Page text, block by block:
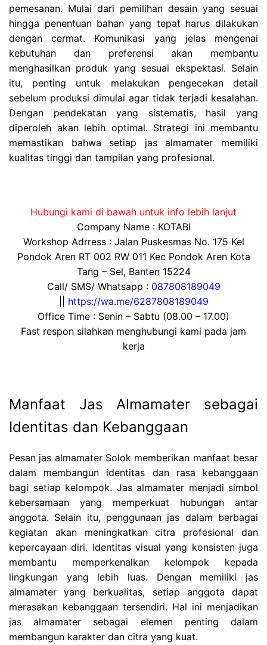
pemesanan. Mulai dari pemilihan desain yang sesuai
hingga penentuan bahan yang tepat harus dilakukan
dengan cermat. Komunikasi yang jelas mengenai
kebutuhan dan preferensi akan membantu
menghasilkan produk yang sesuai ekspektasi. Selain
itu, penting untuk melakukan pengecekan detail
sebelum produksi dimulai agar tidak terjadi kesalahan.
Dengan pendekatan yang sistematis, hasil yang
diperoleh akan lebih optimal. Strategi ini membantu
memastikan bahwa setiap jas almamater memiliki
kualitas tinggi dan tampilan yang profesional.
Hubungi kami di bawah untuk info lebih lanjut
Company Name : KOTABI
Workshop Adrress : Jalan Puskesmas No. 175 Kel
Pondok Aren RT 002 RW 011 Kec Pondok Aren Kota
Tang – Sel, Banten 15224
Call/ SMS/ Whatsapp : 087808189049
https://wa.me/6287808189049
Office Time : Senin – Sabtu (08.00 – 17.00)
Fast respon silahkan menghubungi kami pada jam
kerja
Manfaat Jas Almamater sebagai
Identitas dan Kebanggaan
Pesan jas almamater Solok memberikan manfaat besar
dalam membangun identitas dan rasa kebanggaan
bagi setiap kelompok. Jas almamater menjadi simbol
kebersamaan yang memperkuat hubungan antar
anggota. Selain itu, penggunaan jas dalam berbagai
kegiatan akan meningkatkan citra profesional dan
kepercayaan diri. Identitas visual yang konsisten juga
membantu memperkenalkan kelompok kepada
lingkungan yang lebih luas. Dengan memiliki jas
almamater yang berkualitas, setiap anggota dapat
merasakan kebanggaan tersendiri. Hal ini menjadikan
jas almamater sebagai elemen penting dalam
membangun karakter dan citra yang kuat.